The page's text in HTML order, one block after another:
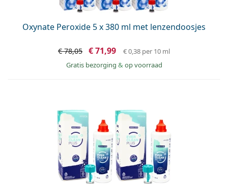
Oxynate Peroxide 5 x 380 ml met lenzendoosjes
€ 78,05 € 71,99 € 0,38 per 10 ml
Gratis bezorging & op voorraad